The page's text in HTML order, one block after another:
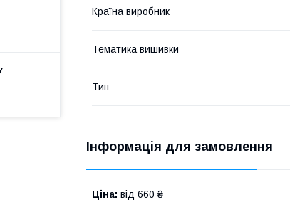
Країна виробник
Тематика вишивки
Тип
Інформація для замовлення
Ціна: від 660 ₴